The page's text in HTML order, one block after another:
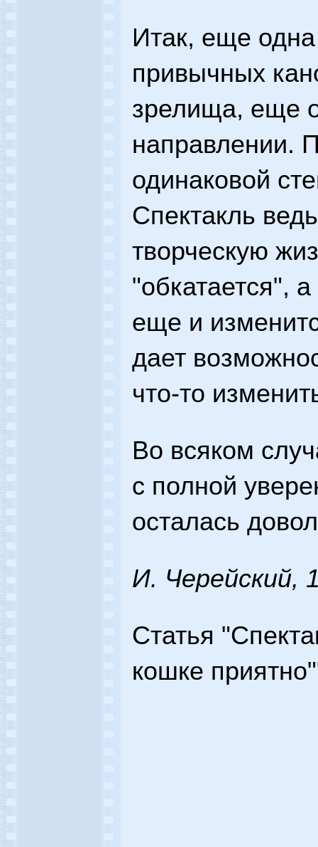
Итак, еще
привычных
зрелища, еще
направлении.
одинаковой
Спектакль
творческую
"обкатается",
еще и
дает
что-то
Во всяком
с полной
осталась
И. Черейский,
Статья
кошке